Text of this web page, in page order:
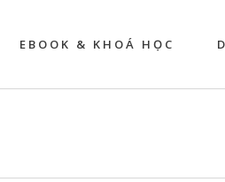
EBOOK & KHOÁ HỌC